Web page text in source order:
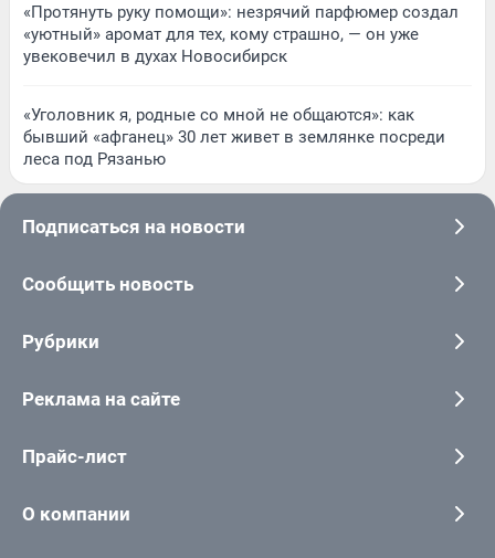
«Протянуть руку помощи»: незрячий парфюмер создал
«уютный» аромат для тех, кому страшно, — он уже
увековечил в духах Новосибирск
«Уголовник я, родные со мной не общаются»: как
бывший «афганец» 30 лет живет в землянке посреди
леса под Рязанью
Подписаться на новости
Сообщить новость
Рубрики
Реклама на сайте
Прайс-лист
О компании